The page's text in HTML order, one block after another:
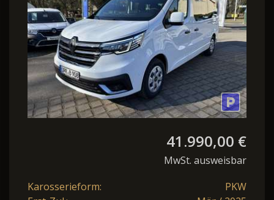
41.990,00 €
MwSt. ausweisbar
Karosserieform:
PKW